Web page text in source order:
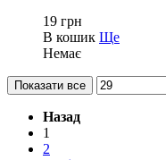
19 грн
В кошик Ще
Немає
Показати все
Назад
1
2